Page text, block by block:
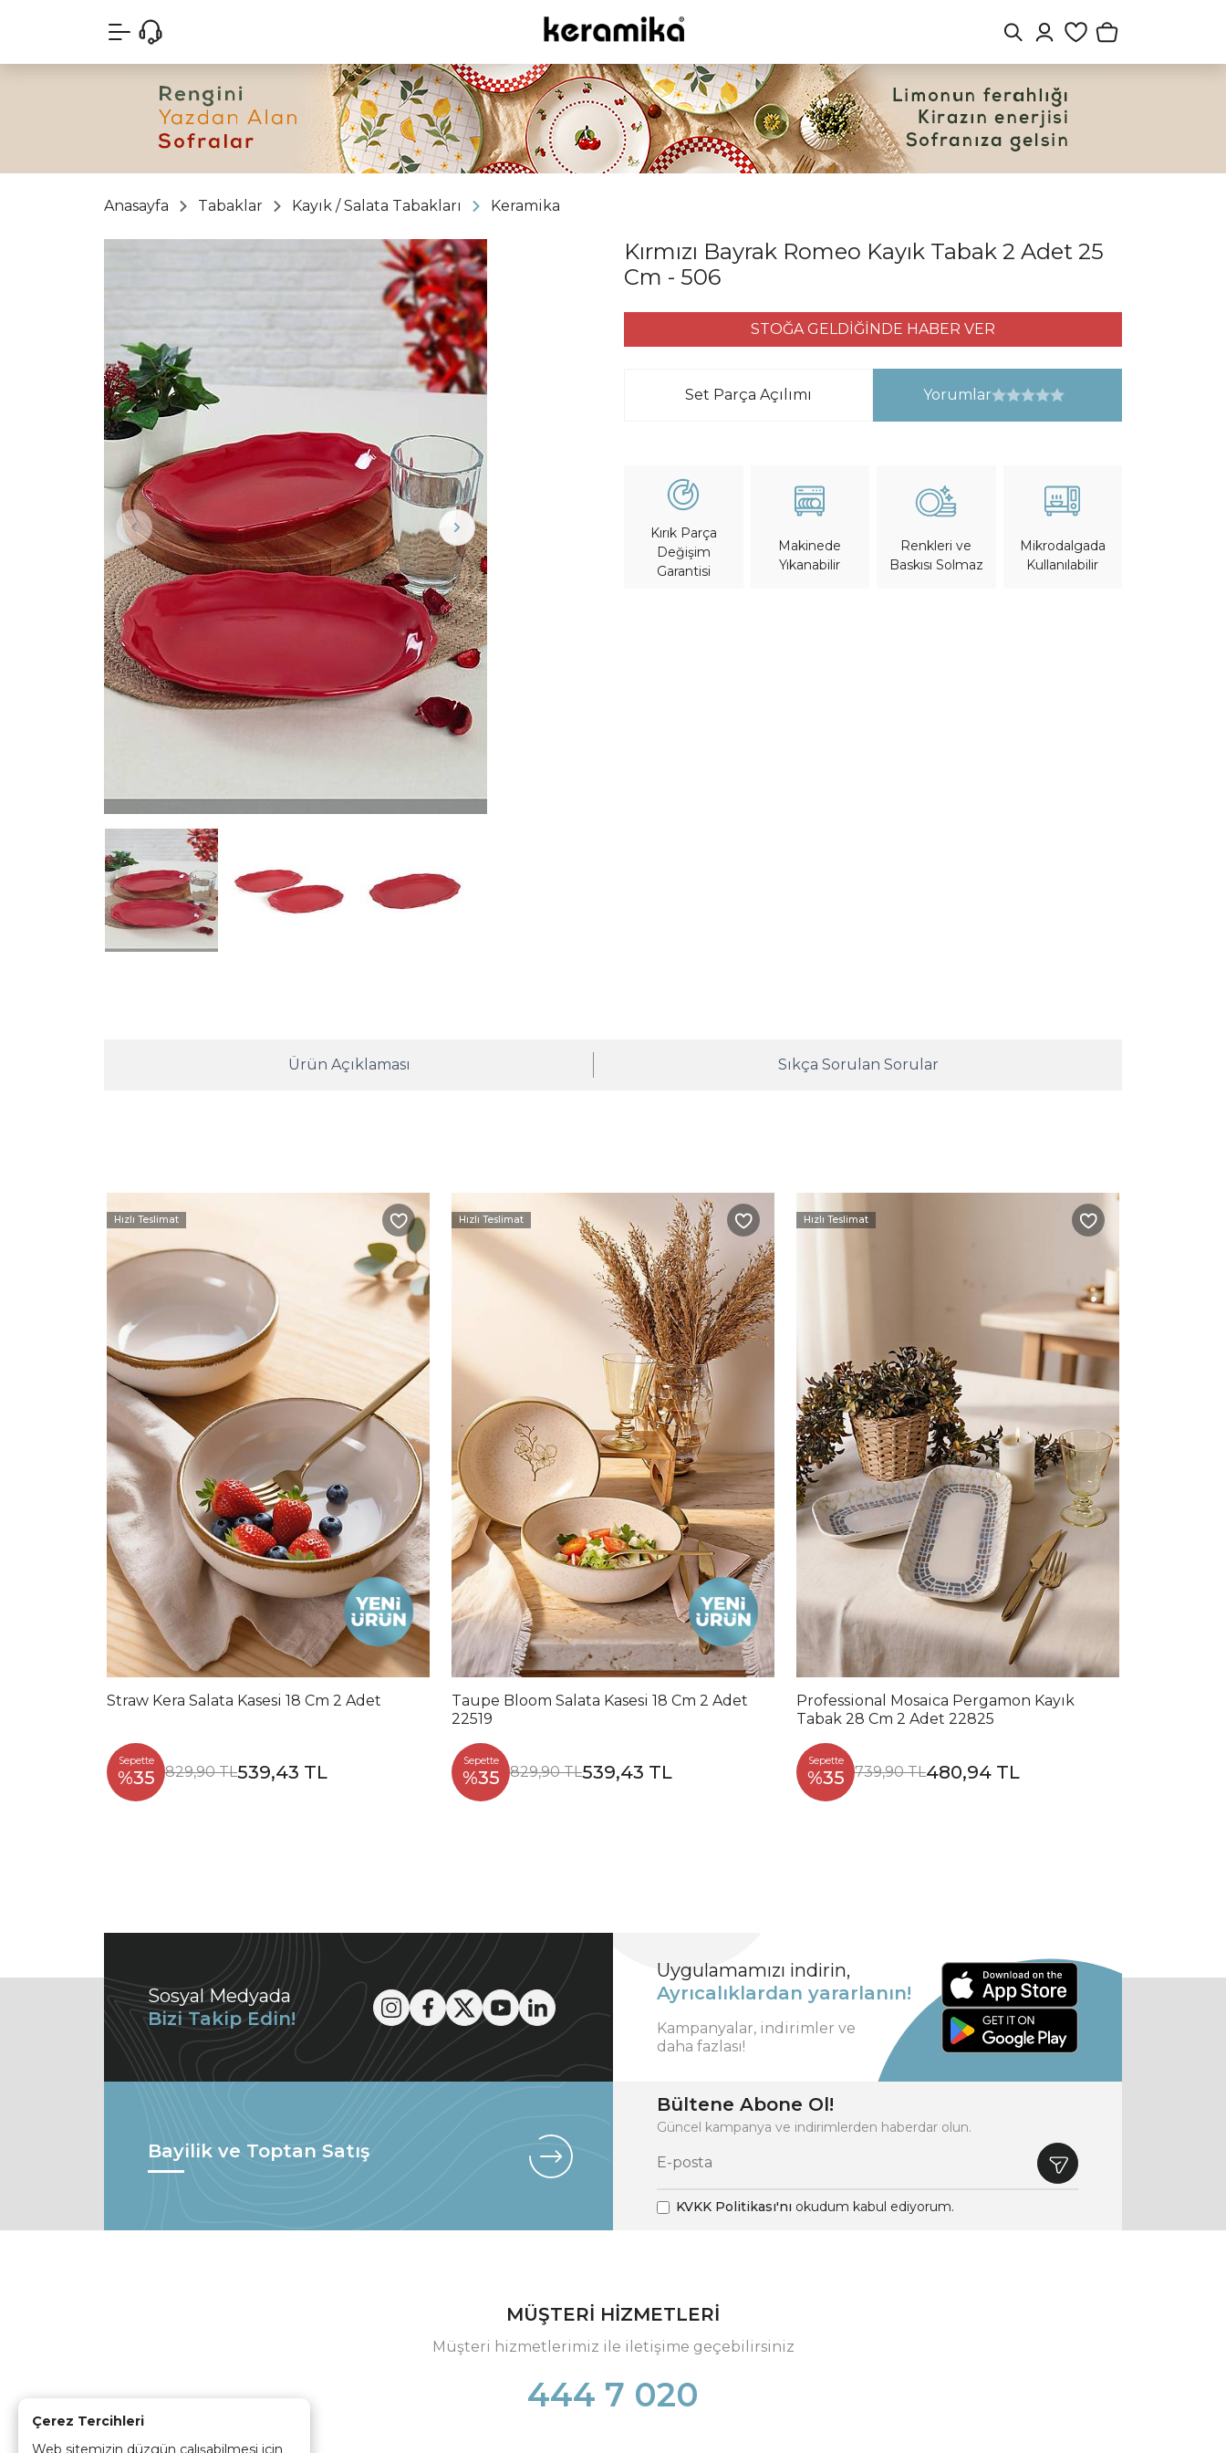
Çerez Tercihleri
Web sitemizin düzgün çalışabilmesi için
Anasayfa Tabaklar Kayık / Salata Tabakları Keramika
Kırmızı Bayrak Romeo Kayık Tabak 2 Adet 25
Cm - 506
STOĞA GELDİĞİNDE HABER VER
Set Parça Açılımı Yorumlar
Kırık Parça
Değişim
Garantisi
Makinede
Yıkanabilir
Renkleri ve
Baskısı Solmaz
Mikrodalgada
Kullanılabilir
Ürün Açıklaması Sıkça Sorulan Sorular
Hızlı Teslimat
Straw Kera Salata Kasesi 18 Cm 2 Adet
Sepette
%35 829,90 TL539,43 TL
Hızlı Teslimat
Taupe Bloom Salata Kasesi 18 Cm 2 Adet
22519
Sepette
%35 829,90 TL539,43 TL
Hızlı Teslimat
Professional Mosaica Pergamon Kayık
Tabak 28 Cm 2 Adet 22825
Sepette
%35 739,90 TL480,94 TL
Sosyal Medyada
Bizi Takip Edin!
Uygulamamızı indirin,
Ayrıcalıklardan yararlanın!
Kampanyalar, indirimler ve
daha fazlası!
Bayilik ve Toptan Satış
Bültene Abone Ol!
Güncel kampanya ve indirimlerden haberdar olun.
KVKK Politikası'nı okudum kabul ediyorum.
MÜŞTERİ HİZMETLERİ
Müşteri hizmetlerimiz ile iletişime geçebilirsiniz
444 7 020